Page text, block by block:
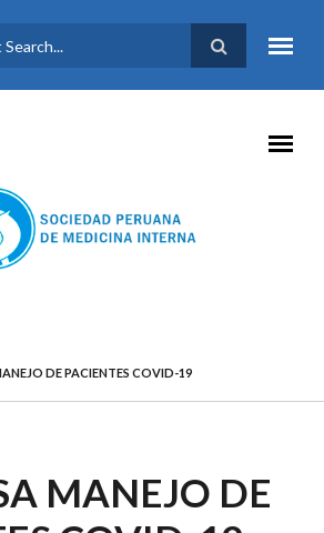
DE
DE PACIENTES COVID-19
MANEJO DE